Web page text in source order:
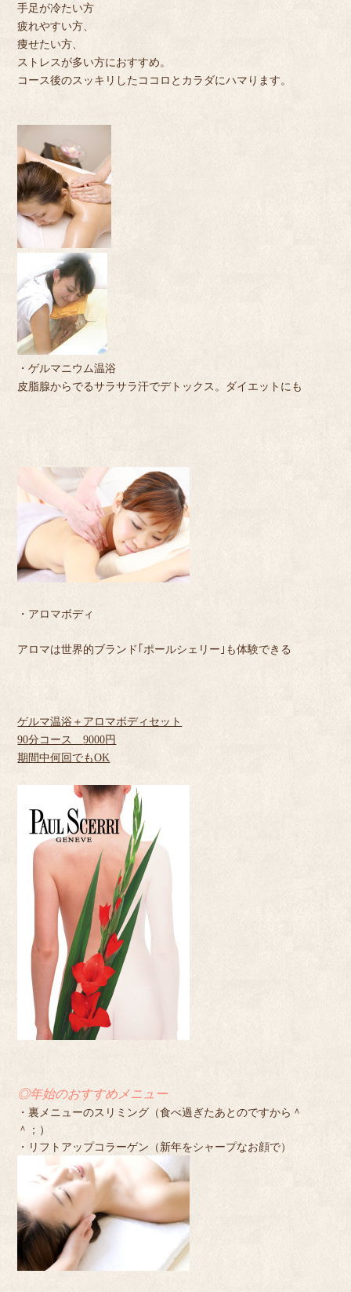
手足が冷たい方
疲れやすい方、
痩せたい方、
ストレスが多い方におすすめ。
コース後のスッキリしたココロとカラダにハマります。
・ゲルマニウム温浴
皮脂腺からでるサラサラ汗でデトックス。ダイエットにも
・アロマボディ
アロマは世界的ブランド｢ポールシェリー｣も体験できる
ゲルマ温浴＋アロマボディセット
90分コース9000円
期間中何回でもOK
◎年始のおすすめメニュー
・裏メニューのスリミング（食べ過ぎたあとのですから＾
＾；）
・リフトアップコラーゲン（新年をシャープなお顔で）